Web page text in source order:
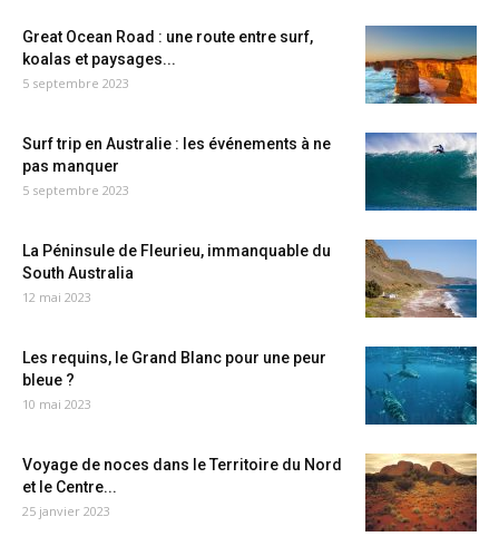
Great Ocean Road : une route entre surf,
koalas et paysages...
5 septembre 2023
Surf trip en Australie : les événements à ne
pas manquer
5 septembre 2023
La Péninsule de Fleurieu, immanquable du
South Australia
12 mai 2023
Les requins, le Grand Blanc pour une peur
bleue ?
10 mai 2023
Voyage de noces dans le Territoire du Nord
et le Centre...
25 janvier 2023